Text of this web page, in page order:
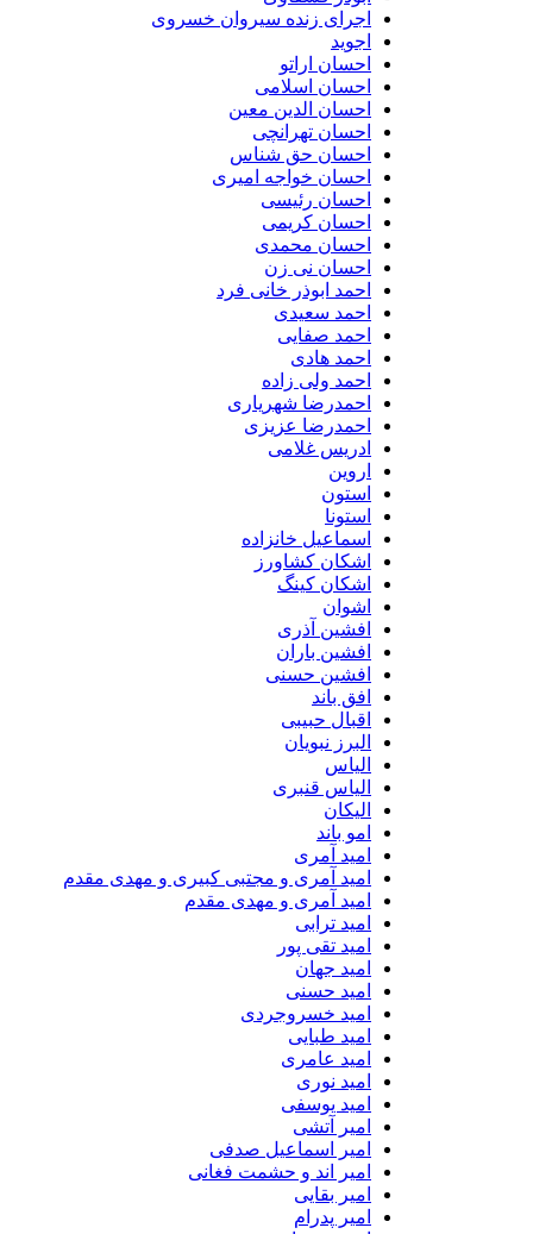
اجرای زنده سیروان خسروی
اجوید
احسان اراتو
احسان اسلامی
احسان الدین معین
احسان تهرانچی
احسان حق شناس
احسان خواجه امیری
احسان رئیسی
احسان کریمی
احسان محمدی
احسان نی زن
احمد ابوذر خانی فرد
احمد سعیدی
احمد صفایی
احمد هادی
احمد ولی زاده
احمدرضا شهریاری
احمدرضا عزیزی
ادریس غلامی
اروین
استون
استونا
اسماعیل خانزاده
اشکان کشاورز
اشکان کینگ
اشوان
افشین آذری
افشین باران
افشین حسنی
افق باند
اقبال حبیبی
البرز نبویان
الیاس
الیاس قنبرى
الیکان
امو باند
امید آمری
امید آمری و مجتبی کبیری و مهدى مقدم
امید آمری و مهدی مقدم
امید ترابی
امید تقی پور
امید جهان
امید حسنی
امید خسروجردی
امید طبایی
امید عامری
امید نوری
امید یوسفی
امیر آتشی
امیر اسماعیل صدفی
امیر اند و حشمت فغانی
امیر بقایی
امیر پدرام